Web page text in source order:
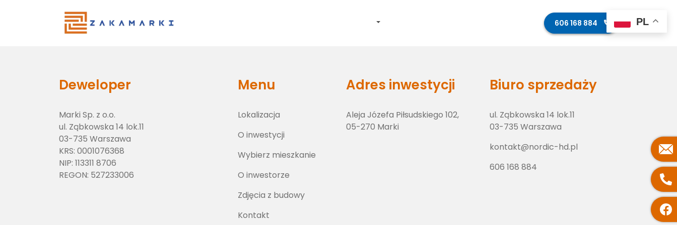
606 168 884
Deweloper
Marki Sp. z o.o.
ul. Ząbkowska 14 lok.11
03-735 Warszawa
KRS: 0001076368
NIP: 113311 8706
REGON: 527233006
Menu
Lokalizacja
O inwestycji
Wybierz mieszkanie
O inwestorze
Zdjęcia z budowy
Kontakt
Adres inwestycji
Aleja Józefa Piłsudskiego 102,
05-270 Marki
Biuro sprzedaży
ul. Ząbkowska 14 lok.11
03-735 Warszawa
kontakt@nordic-hd.pl
606 168 884
PL